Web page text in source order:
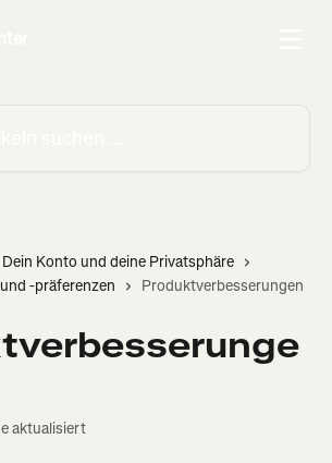
Dein Konto und deine Privatsphäre
-präferenzen
Produktverbesserungen
aktualisiert